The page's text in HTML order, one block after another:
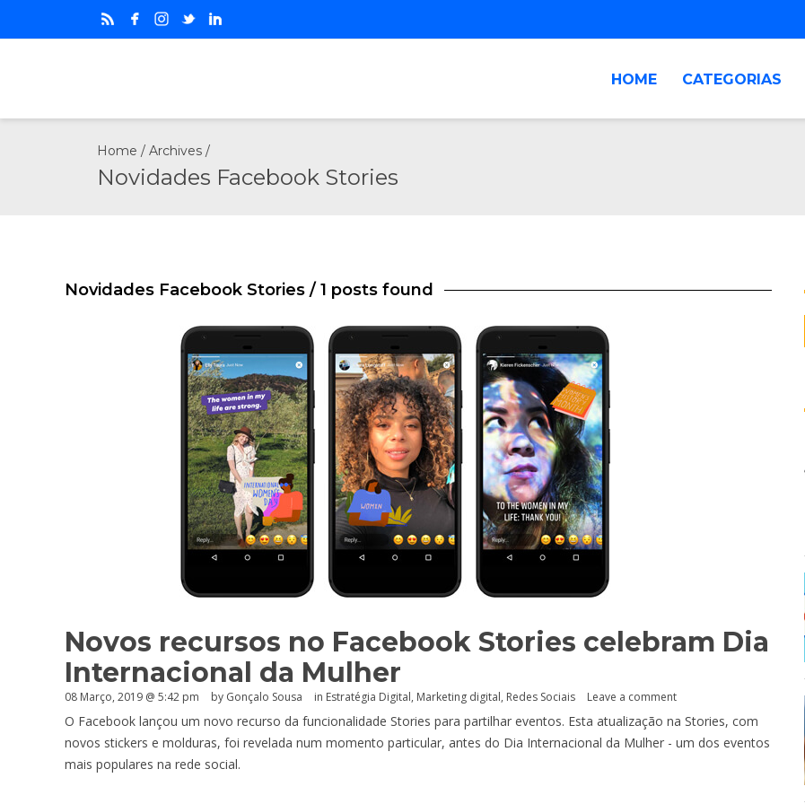
HOME CATEGORIAS
Home / Archives /
Novidades Facebook Stories
Novidades Facebook Stories / 1 posts found
Novos recursos no Facebook Stories celebram Dia
Internacional da Mulher
08 Março, 2019 @ 5:42 pm by Gonçalo Sousa in Estratégia Digital, Marketing digital, Redes Sociais Leave a comment
O Facebook lançou um novo recurso da funcionalidade Stories para partilhar eventos. Esta atualização na Stories, com
novos stickers e molduras, foi revelada num momento particular, antes do Dia Internacional da Mulher - um dos eventos
mais populares na rede social.